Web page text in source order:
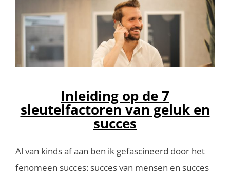
Inleiding op de 7
sleutelfactoren van geluk en
succes
Al van kinds af aan ben ik gefascineerd door het
fenomeen succes: succes van mensen en succes